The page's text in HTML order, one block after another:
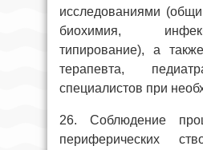
исследованиями
биохимия,
типирование), а
терапевта,
специалистов при
26. Соблюдение
периферических